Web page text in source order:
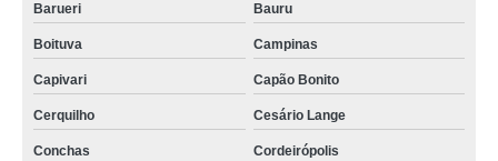
Barueri Bauru
Boituva Campinas
Capivari Capão Bonito
Cerquilho Cesário Lange
Conchas Cordeirópolis